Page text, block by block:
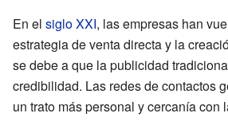
En el siglo XXI, las empresas han
estrategia de venta directa y la
se debe a que la publicidad
credibilidad. Las redes de contactos
un trato más personal y cercanía con